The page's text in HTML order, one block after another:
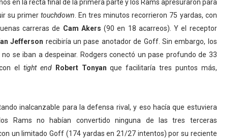
en la recta final de la primera parte y los Rams apresuraron para
su primer touchdown . En tres minutos recorrieron 75 yardas, con
carreras de Cam Akers (90 en 18 acarreos). Y el receptor
Jefferson recibiría un pase anotador de Goff. Sin embargo, los
no se iban a despeinar. Rodgers conectó un pase profundo de 33
eltight end Robert Tonyan que facilitaría tres puntos más,
inalcanzable para la defensa rival, y eso hacía que estuviera
Rams no habían convertido ninguna de las tres terceras
un limitado Goff (174 yardas en 21/27 intentos) por su reciente